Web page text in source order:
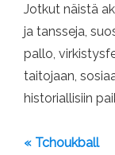
Jotkut näistä
ja tansseja,
pallo,
taitojaan,
historiallisiin
« Tchoukball